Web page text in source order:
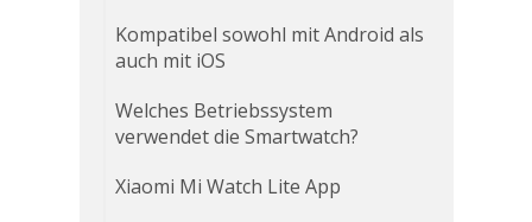
Kompatibel sowohl mit Android als
auch mit iOS
Welches Betriebssystem
verwendet die Smartwatch?
Xiaomi Mi Watch Lite App